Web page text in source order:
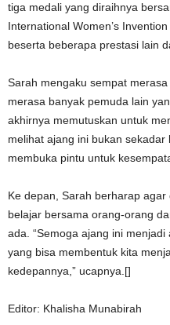
tiga medali yang diraihnya
International Women’s
beserta beberapa prestasi lain
Sarah mengaku sempat
merasa banyak pemuda lain
akhirnya memutuskan untuk
melihat ajang ini bukan
membuka pintu untuk
Ke depan, Sarah berharap
belajar bersama orang-orang
ada. “Semoga ajang ini
yang bisa membentuk kita
kedepannya,” ucapnya.[]
Editor: Khalisha Munabirah